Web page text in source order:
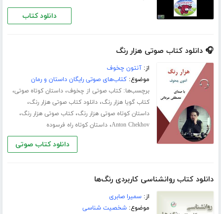
دانلود کتاب
🎧 دانلود کتاب صوتی هزار رنگ
از:آنتون چخوف
موضوع:کتاب‌های صوتی رایگان داستان و رمان
برچسب‌ها:کتاب صوتی از چخوف،داستان کوتاه صوتی،
کتاب گویا هزار رنگ،دانلود کتاب صوتی هزار رنگ،
داستان کوتاه صوتی هزار رنگ،کتاب صوتی هزار رنگ،
Anton Chekhov،داستان کوتاه راه فرسوده
دانلود کتاب صوتی
دانلود کتاب روانشناسی کاربردی رنگ‌ها
از:سمیرا صابری
موضوع:شخصیت شناسی